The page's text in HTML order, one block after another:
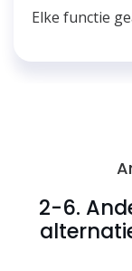
Elke functie
2-6.